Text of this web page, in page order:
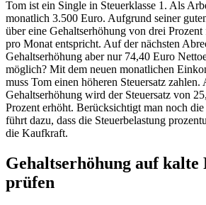
Tom ist ein Single in Steuerklasse 1. Als
monatlich 3.500 Euro. Aufgrund seiner
über eine Gehaltserhöhung von drei
pro Monat entspricht. Auf der nächsten
Gehaltserhöhung aber nur 74,40 Euro
möglich? Mit dem neuen monatlichen
muss Tom einen höheren Steuersatz zahlen.
Gehaltserhöhung wird der Steuersatz von
Prozent erhöht. Berücksichtigt man noch
führt dazu, dass die Steuerbelastung
die Kaufkraft.
Gehaltserhöhung auf kalte
prüfen